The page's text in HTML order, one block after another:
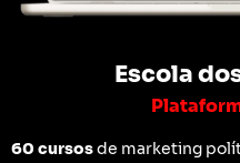
Escola
60 cursosde marketing